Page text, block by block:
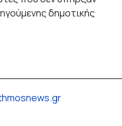
δημοτικής